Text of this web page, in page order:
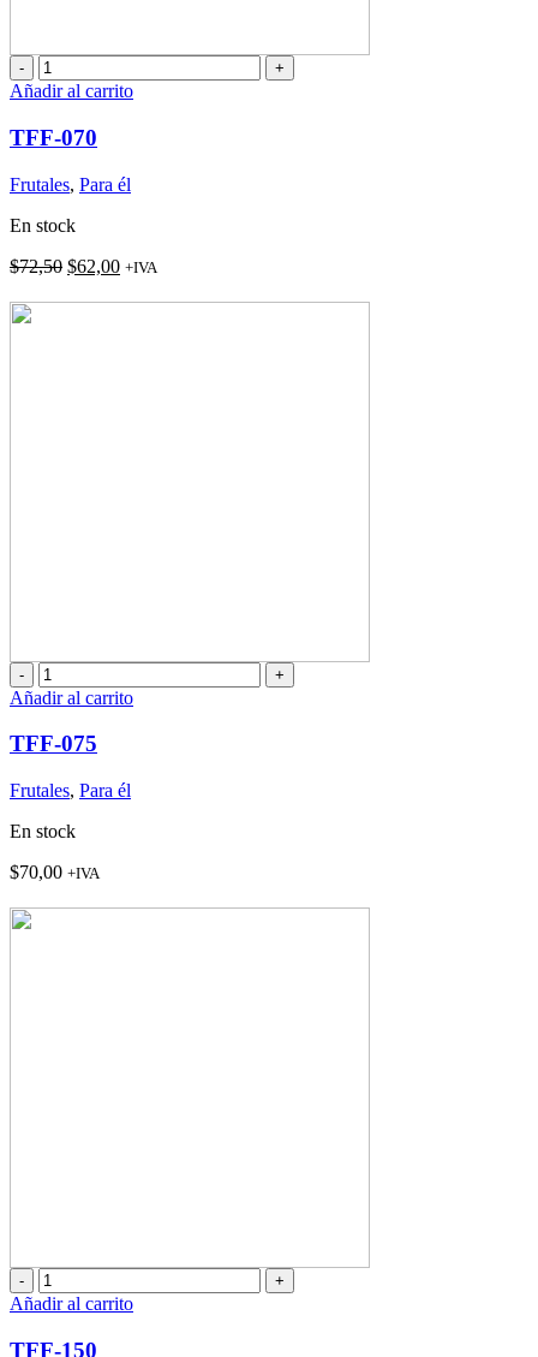
TFF-
070
Añadir al carrito
TFF-070
Frutales, Para él
En stock
$72,50 El
original
$62,00El
actual
+IVA
TFF-
075
Añadir al carrito
TFF-075
Frutales, Para él
En stock
$70,00 +IVA
TFF-
150
Añadir al carrito
TFF-150